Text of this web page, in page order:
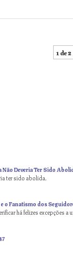
1 de 2
Não Deveria Ter Sido
ter sido abolida.
o Fanatismo dos
há felizes excepções a